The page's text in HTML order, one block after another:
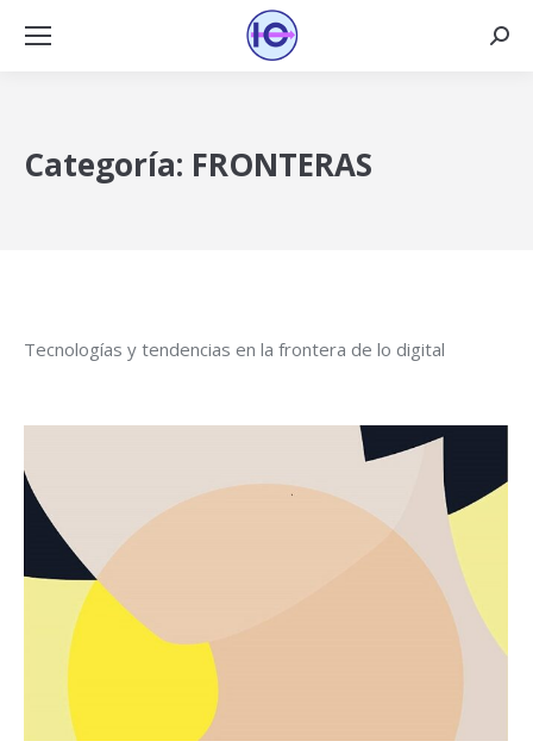
Categoría: FRONTERAS
Tecnologías y tendencias en la frontera de lo digital